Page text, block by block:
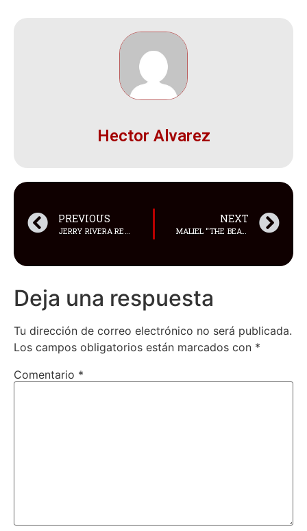
Hector Alvarez
PREVIOUS
JERRY RIVERA REGRESA CON “ES UNA LOCURA” Y SACUDE LA SALSA CON SU NUEVO MANIFIESTO MUSICAL
NEXT
MALIEL “THE BEAT BREAKER” LANZA “PIENSO EN TI”
Deja una respuesta
Tu dirección de correo electrónico no será publicada.
Los campos obligatorios están marcados con *
Comentario *